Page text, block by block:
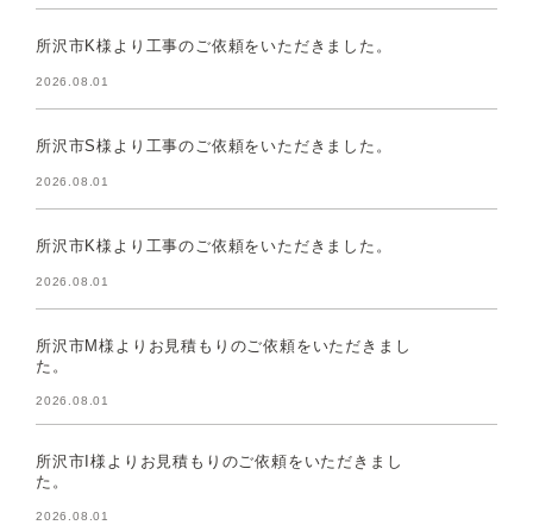
所沢市K様より工事のご依頼をいただきました。
2026.08.01
所沢市S様より工事のご依頼をいただきました。
2026.08.01
所沢市K様より工事のご依頼をいただきました。
2026.08.01
所沢市M様よりお見積もりのご依頼をいただきまし
た。
2026.08.01
所沢市I様よりお見積もりのご依頼をいただきまし
た。
2026.08.01